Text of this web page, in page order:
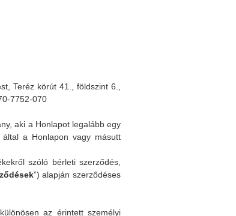
Teréz körút 41., földszint 6.,
7752-070
aki a Honlapot legalább egy
a Honlapon vagy másutt
szóló bérleti szerződés,
”) alapján szerződéses
az érintett személyi